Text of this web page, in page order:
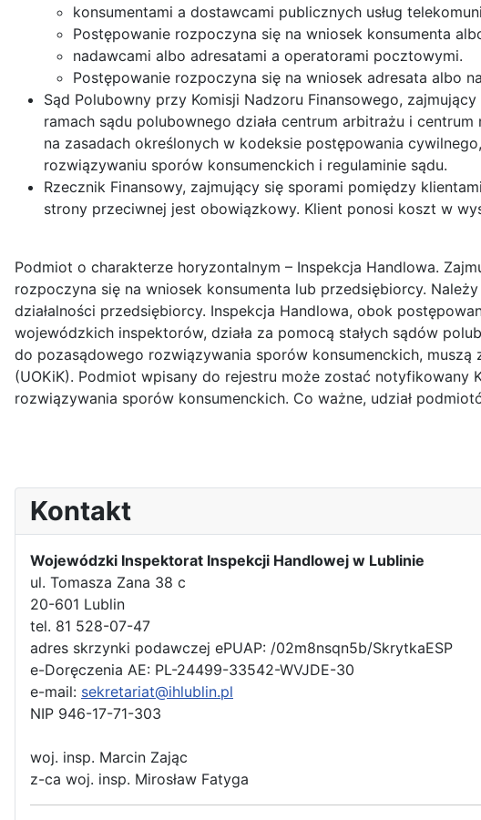
konsumentami a dostawcami publicznych usług
Postępowanie rozpoczyna się na wniosek konsumenta
nadawcami albo adresatami a operatorami pocztowymi.
Postępowanie rozpoczyna się na wniosek adresata albo
Sąd Polubowny przy Komisji Nadzoru Finansowego,
ramach sądu polubownego działa centrum arbitrażu i
na zasadach określonych w kodeksie postępowania
rozwiązywaniu sporów konsumenckich i regulaminie sądu.
Rzecznik Finansowy, zajmujący się sporami pomiędzy
strony przeciwnej jest obowiązkowy. Klient ponosi koszt w
Podmiot o charakterze horyzontalnym – Inspekcja Handlowa.
rozpoczyna się na wniosek konsumenta lub przedsiębiorcy.
działalności przedsiębiorcy. Inspekcja Handlowa, obok
wojewódzkich inspektorów, działa za pomocą stałych sądów
do pozasądowego rozwiązywania sporów konsumenckich,
(UOKiK). Podmiot wpisany do rejestru może zostać
rozwiązywania sporów konsumenckich. Co ważne, udział
Kontakt
Wojewódzki Inspektorat Inspekcji Handlowej w Lublinie
ul. Tomasza Zana 38 c
20-601 Lublin
tel. 81 528-07-47
adres skrzynki podawczej ePUAP: /02m8nsqn5b/SkrytkaESP
e-Doręczenia AE: PL-24499-33542-WVJDE-30
e-mail: sekretariat@ihlublin.pl
NIP 946-17-71-303
woj. insp. Marcin Zając
z-ca woj. insp. Mirosław Fatyga